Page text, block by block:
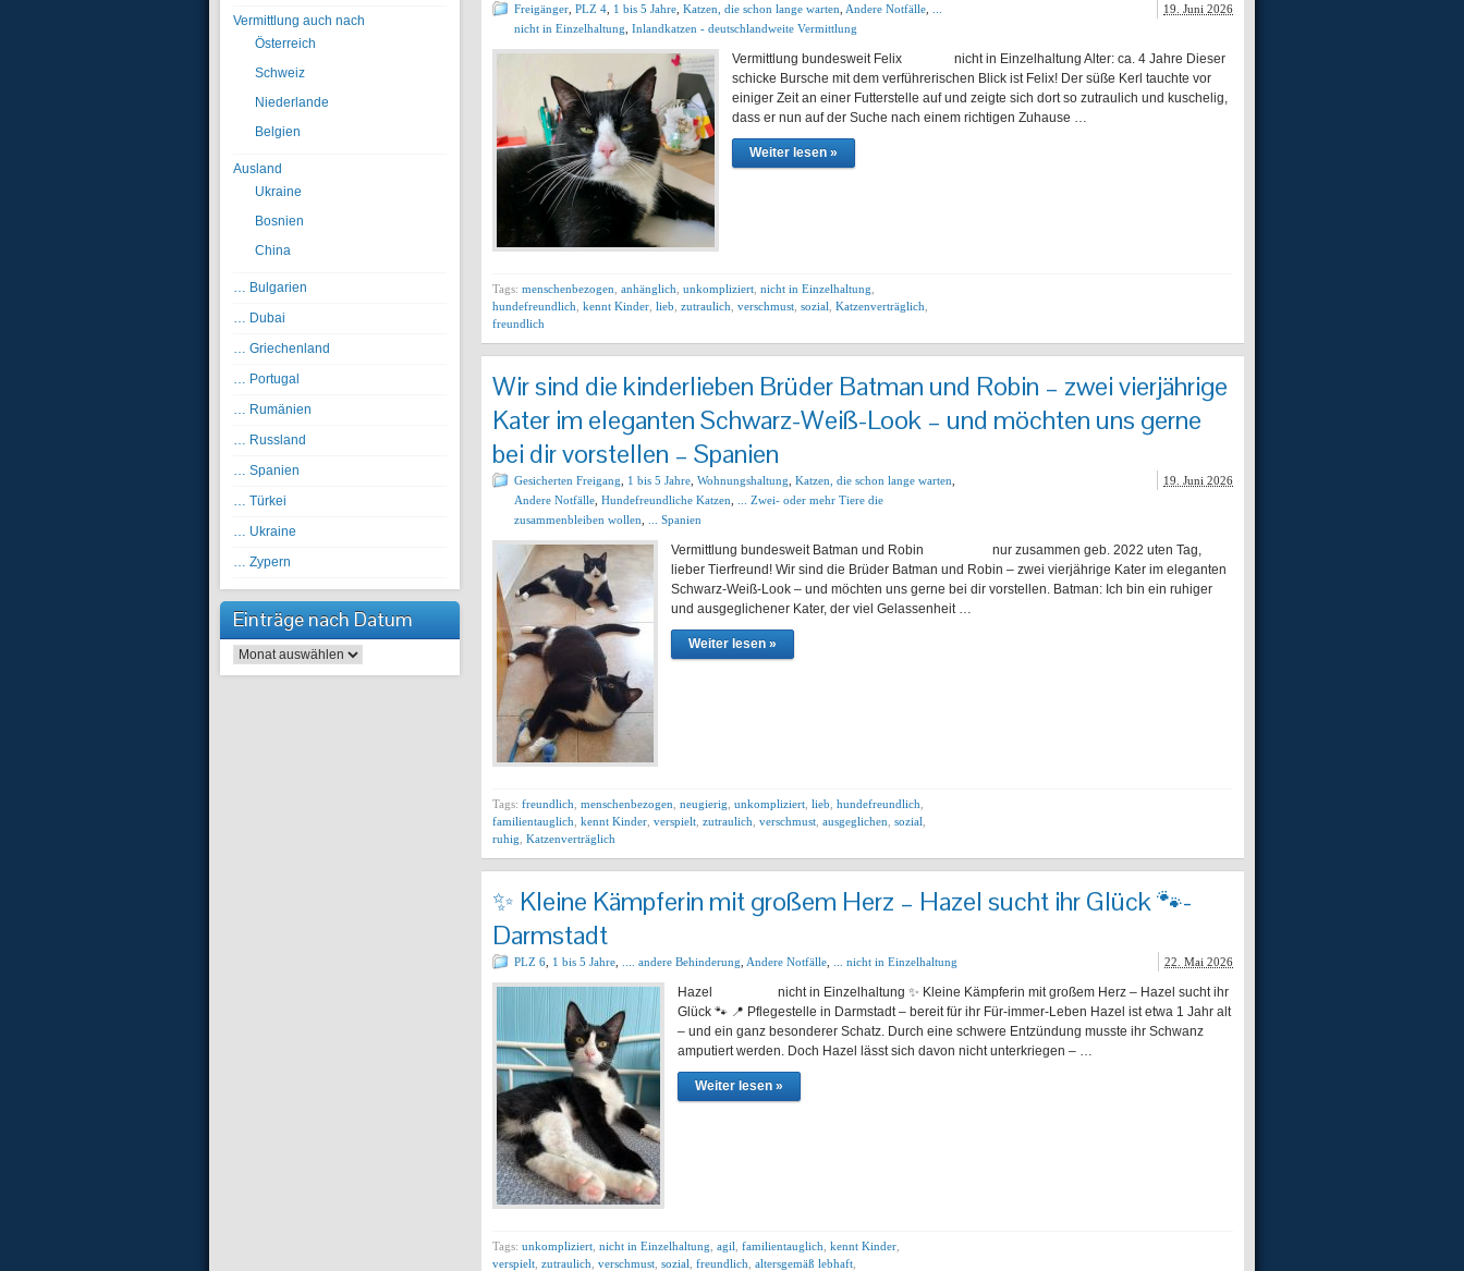
Vermittlung auch nach
Österreich
Schweiz
Niederlande
Belgien
Ausland
Ukraine
Bosnien
China
… Bulgarien
… Dubai
… Griechenland
… Portugal
… Rumänien
… Russland
… Spanien
… Türkei
… Ukraine
… Zypern
Einträge nach Datum
Einträge nach Datum
Freigänger PLZ 4 1 bis 5 Jahre Katzen, die schon lange warten Andere Notfälle
nicht in Einzelhaltung Inlandkatzen - deutschlandweite Vermittlung
19. Juni 2026
Vermittlung bundesweit Felix nicht in Einzelhaltung Alter: ca. 4 Jahre Dieser
schicke Bursche mit dem verführerischen Blick ist Felix! Der süße Kerl tauchte vor
einiger Zeit an einer Futterstelle auf und zeigte sich dort so zutraulich und kuschelig,
dass er nun auf der Suche nach einem richtigen Zuhause …
Weiter lesen »
Tags: menschenbezogen anhänglich unkompliziert nicht in Einzelhaltung
hundefreundlich kennt Kinder lieb zutraulich verschmust sozial Katzenverträglich
freundlich
Wir sind die kinderlieben Brüder Batman und Robin – zwei vierjährige
Kater im eleganten Schwarz-Weiß-Look – und möchten uns gerne
bei dir vorstellen – Spanien
Gesicherten Freigang 1 bis 5 Jahre Wohnungshaltung Katzen, die schon lange warten
Andere Notfälle Hundefreundliche Katzen
... Zwei- oder mehr Tiere die
zusammenbleiben wollen
... Spanien
19. Juni 2026
Vermittlung bundesweit Batman und Robin nur zusammen geb. 2022 uten Tag,
lieber Tierfreund! Wir sind die Brüder Batman und Robin – zwei vierjährige Kater im eleganten
Schwarz-Weiß-Look – und möchten uns gerne bei dir vorstellen. Batman: Ich bin ein ruhiger
und ausgeglichener Kater, der viel Gelassenheit …
Weiter lesen »
Tags: freundlich menschenbezogen neugierig unkompliziert lieb hundefreundlich
familientauglich kennt Kinder verspielt zutraulich verschmust ausgeglichen sozial
ruhig Katzenverträglich
✨ Kleine Kämpferin mit großem Herz – Hazel sucht ihr Glück 🐾-
Darmstadt
PLZ 6 1 bis 5 Jahre .... andere Behinderung Andere Notfälle ... nicht in Einzelhaltung 22. Mai 2026
Hazel nicht in Einzelhaltung ✨ Kleine Kämpferin mit großem Herz – Hazel sucht ihr
Glück 🐾 📍 Pflegestelle in Darmstadt – bereit für ihr Für-immer-Leben Hazel ist etwa 1 Jahr alt
– und ein ganz besonderer Schatz. Durch eine schwere Entzündung musste ihr Schwanz
amputiert werden. Doch Hazel lässt sich davon nicht unterkriegen – …
Weiter lesen »
Tags: unkompliziert nicht in Einzelhaltung agil familientauglich kennt Kinder
verspielt zutraulich verschmust sozial freundlich altersgemäß lebhaft